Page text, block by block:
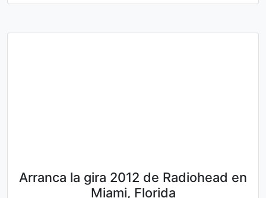
Arranca la gira 2012 de Radiohead en
Miami, Florida